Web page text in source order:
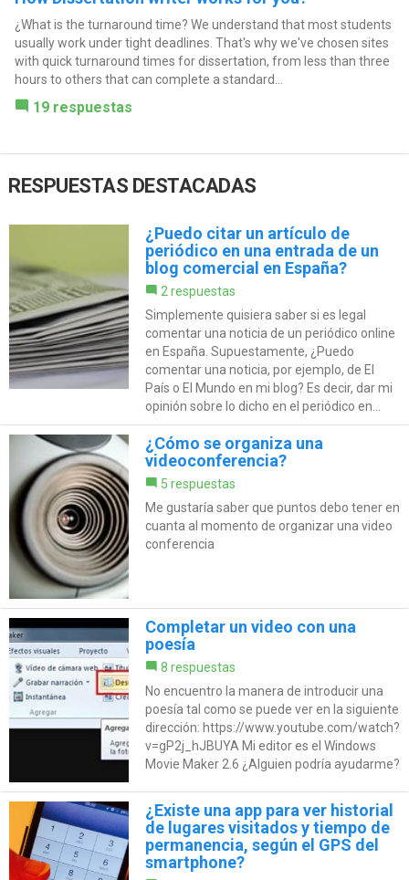
¿What is the turnaround time? We understand that most students
usually work under tight deadlines. That's why we've chosen sites
with quick turnaround times for dissertation, from less than three
hours to others that can complete a standard...
19 respuestas
RESPUESTAS DESTACADAS
¿Puedo citar un artículo de
periódico en una entrada de un
blog comercial en España?
2 respuestas
Simplemente quisiera saber si es legal
comentar una noticia de un periódico online
en España. Supuestamente, ¿Puedo
comentar una noticia, por ejemplo, de El
País o El Mundo en mi blog? Es decir, dar mi
opinión sobre lo dicho en el periódico en...
¿Cómo se organiza una
videoconferencia?
5 respuestas
Me gustaría saber que puntos debo tener en
cuanta al momento de organizar una video
conferencia
Completar un video con una
poesía
8 respuestas
No encuentro la manera de introducir una
poesía tal como se puede ver en la siguiente
dirección: https://www.youtube.com/watch?
v=gP2j_hJBUYA Mi editor es el Windows
Movie Maker 2.6 ¿Alguien podría ayudarme?
¿Existe una app para ver historial
de lugares visitados y tiempo de
permanencia, según el GPS del
smartphone?